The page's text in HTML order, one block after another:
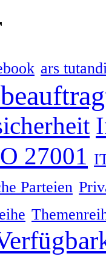
ars
27001
Parteien